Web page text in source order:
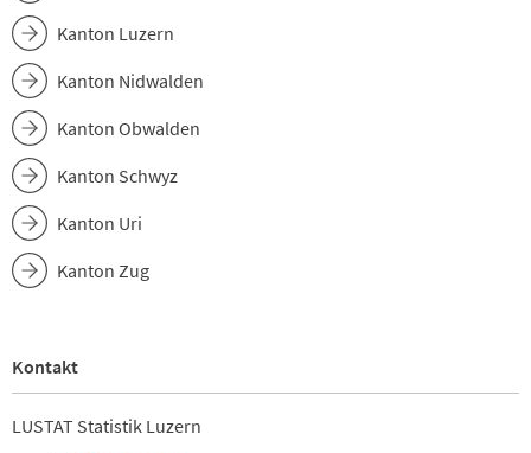
Kanton Luzern
Kanton Nidwalden
Kanton Obwalden
Kanton Schwyz
Kanton Uri
Kanton Zug
Kontakt
LUSTAT Statistik Luzern